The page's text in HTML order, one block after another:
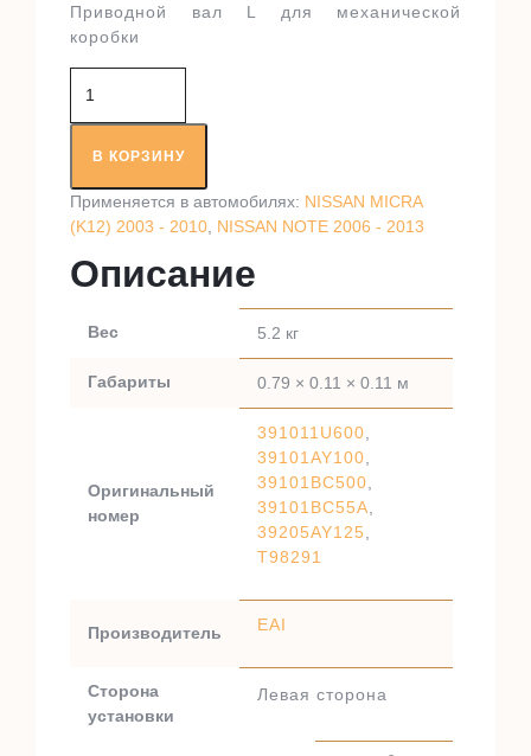
Приводной вал L для механической
коробки
товара
Приводной
валВ КОРЗИНУ
Применяется в автомобилях: NISSAN MICRA
(K12) 2003 - 2010 NISSAN NOTE 2006 - 2013
Описание
Вес 5.2 кг
Габариты 0.79 × 0.11 × 0.11 м
Оригинальный
номер
391011U600
39101AY100
39101BC500
39101BC55A
39205AY125
T98291
Производитель EAI
Сторона
установки
Левая сторона